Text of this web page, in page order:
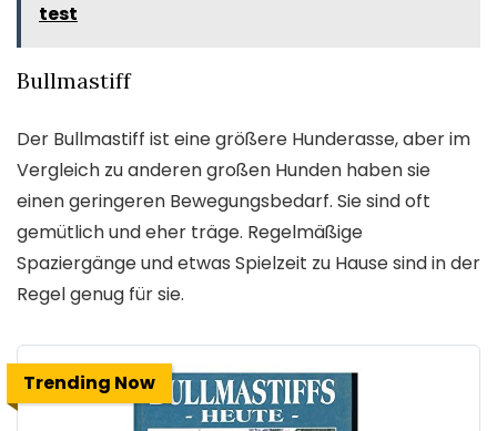
test
Bullmastiff
Der Bullmastiff ist eine größere Hunderasse, aber im
Vergleich zu anderen großen Hunden haben sie
einen geringeren Bewegungsbedarf. Sie sind oft
gemütlich und eher träge. Regelmäßige
Spaziergänge und etwas Spielzeit zu Hause sind in der
Regel genug für sie.
Trending Now